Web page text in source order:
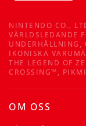
NINTENDO CO.,
VÄRLDSLEDANDE
UNDERHÅLLNING,
IKONISKA
THE LEGEND OF
CROSSING™,
OM OSS